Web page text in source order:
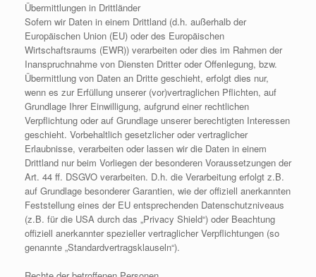
Übermittlungen in Drittländer
Sofern wir Daten in einem Drittland (d.h. außerhalb der
Europäischen Union (EU) oder des Europäischen
Wirtschaftsraums (EWR)) verarbeiten oder dies im Rahmen der
Inanspruchnahme von Diensten Dritter oder Offenlegung, bzw.
Übermittlung von Daten an Dritte geschieht, erfolgt dies nur,
wenn es zur Erfüllung unserer (vor)vertraglichen Pflichten, auf
Grundlage Ihrer Einwilligung, aufgrund einer rechtlichen
Verpflichtung oder auf Grundlage unserer berechtigten Interessen
geschieht. Vorbehaltlich gesetzlicher oder vertraglicher
Erlaubnisse, verarbeiten oder lassen wir die Daten in einem
Drittland nur beim Vorliegen der besonderen Voraussetzungen der
Art. 44 ff. DSGVO verarbeiten. D.h. die Verarbeitung erfolgt z.B.
auf Grundlage besonderer Garantien, wie der offiziell anerkannten
Feststellung eines der EU entsprechenden Datenschutzniveaus
(z.B. für die USA durch das „Privacy Shield“) oder Beachtung
offiziell anerkannter spezieller vertraglicher Verpflichtungen (so
genannte „Standardvertragsklauseln“).